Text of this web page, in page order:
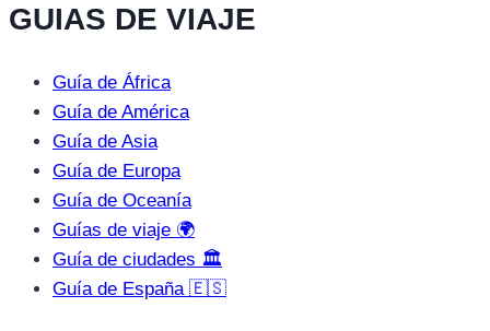
GUIAS DE VIAJE
Guía de África
Guía de América
Guía de Asia
Guía de Europa
Guía de Oceanía
Guías de viaje 🌍
Guía de ciudades 🏛️
Guía de España 🇪🇸